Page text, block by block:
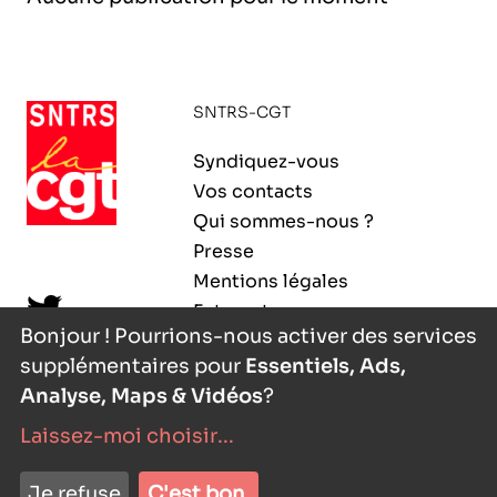
l’exploitation de la mer
SNTRS-CGT
Syndiquez-vous
Vos contacts
Qui sommes-nous ?
Presse
Mentions légales
Extranet
- agence digitale
Bonjour ! Pourrions-nous activer des services
supplémentaires pour Essentiels, Ads,
Analyse, Maps & Vidéos?
Laissez-moi choisir...